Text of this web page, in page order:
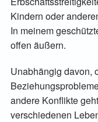
Kindern oder
In meinem
offen äußern.
Unabhängig davon,
andere Konflikte
verschiedenen